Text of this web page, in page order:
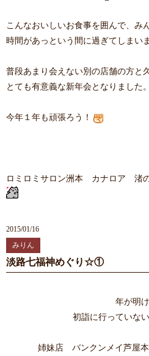
こんなおいしいお食事を囲んで、み
時間があっという間に過ぎてしまい
普段あまり会えない別の店舗の方と
とても有意義な新年会となりました。
今年１年も頑張ろう！
ロミロミサロン洲本 カナロア
2015/01/16
みりん
淡路七福神めぐり☆①
年が明
初詣に行っていな
姉妹店 バンクンメイ芦屋本